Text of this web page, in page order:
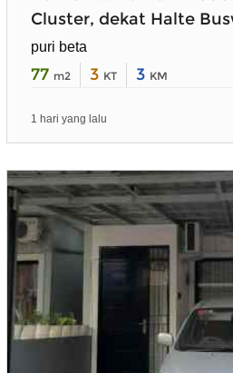
Cluster, dekat Halte
puri beta
77 m2 3 KT 3 KM
1 hari yang lalu